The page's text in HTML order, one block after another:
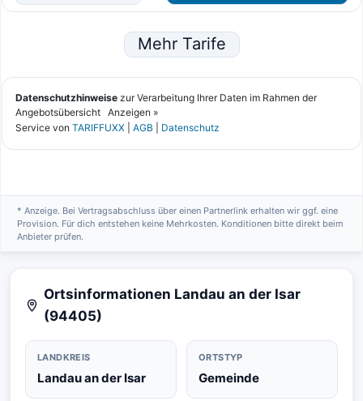
* Anzeige. Bei Vertragsabschluss über einen Partnerlink erhalten wir ggf. eine
Provision. Für dich entstehen keine Mehrkosten. Konditionen bitte direkt beim
Anbieter prüfen.
Ortsinformationen Landau an der Isar
(94405)
LANDKREIS
Landau an der Isar
ORTSTYP
Gemeinde